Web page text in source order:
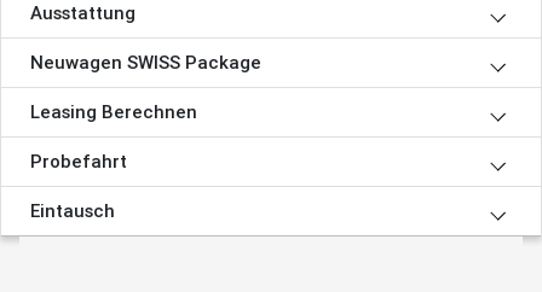
Ausstattung
Neuwagen SWISS Package
Leasing Berechnen
Probefahrt
Eintausch